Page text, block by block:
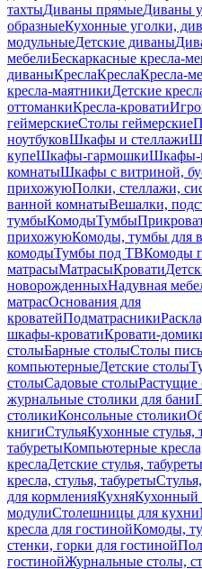
тахтыДиваны прямыеДиваны
образныеКухонные уголки,
модульныеДетские диваны
мебелиБескаркасные кресла-
диваныКреслаКреслаКресла-
кресла-маятникиДетские
оттоманкиКресла-кровати
геймерскиеСтолы геймерские
ноутбуковШкафы и стеллажи
купеШкафы-гармошкиШкафы-
комнатыШкафы с витриной,
прихожуюПолки, стеллажи,
ванной комнатыВешалки,
тумбыКомодыТумбы
прихожуюКомоды, тумбы для
комодыТумбы под ТВКомоды
матрасыМатрасыКровати
новорожденныхНадувная
матрасОснования для
кроватейПодматрасники
шкафы-кроватиКровати-
столыБарные столыСтолы
компьютерныеДетские столы
столыСадовые столыРастущие
журнальные столики для бани
столикиКонсольные столики
книгиСтульяКухонные стулья,
табуретыКомпьютерные
креслаДетские стулья, табуреты
кресла, стулья, табуреты
для кормленияКухняКухонный
модулиСтолешницы для кухни
кресла для гостинойКомоды,
стенки, горки для гостиной
гостинойЖурнальные столы,